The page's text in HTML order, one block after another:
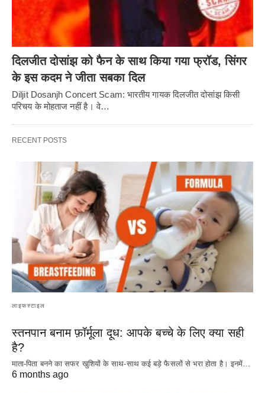
दिलजीत दोसांझ को फैन के साथ किया गया फ्रॉड, सिंगर
के इस कदम ने जीता सबका दिल
Diljit Dosanjh Concert Scam: भारतीय गायक दिलजीत दोसांझ किसी
परिचय के मोहताज नहीं है। वे…
RECENT POSTS
लाइफस्टाइल
स्तनपान बनाम फ़ॉर्मूला दूध: आपके बच्चे के लिए क्या सही
है?
माता-पिता बनने का सफर खुशियों के साथ-साथ कई बड़े फैसलों से भरा होता है। इनमें…
6 months ago